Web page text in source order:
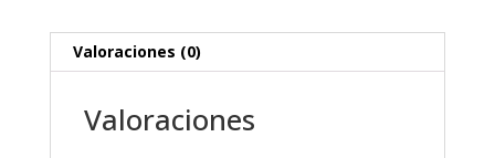
Valoraciones (0)
Valoraciones